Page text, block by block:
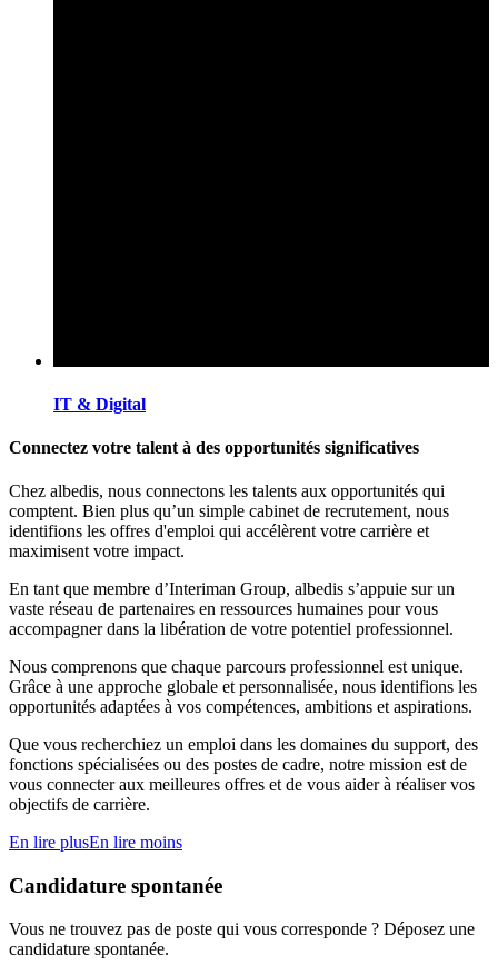
IT & Digital
Connectez votre talent à des opportunités significatives
Chez albedis, nous connectons les talents aux opportunités qui
comptent. Bien plus qu’un simple cabinet de recrutement, nous
identifions les offres d'emploi qui accélèrent votre carrière et
maximisent votre impact.
En tant que membre d’Interiman Group, albedis s’appuie sur un
vaste réseau de partenaires en ressources humaines pour vous
accompagner dans la libération de votre potentiel professionnel.
Nous comprenons que chaque parcours professionnel est unique.
Grâce à une approche globale et personnalisée, nous identifions les
opportunités adaptées à vos compétences, ambitions et aspirations.
Que vous recherchiez un emploi dans les domaines du support, des
fonctions spécialisées ou des postes de cadre, notre mission est de
vous connecter aux meilleures offres et de vous aider à réaliser vos
objectifs de carrière.
En lire plusEn lire moins
Candidature spontanée
Vous ne trouvez pas de poste qui vous corresponde ? Déposez une
candidature spontanée.